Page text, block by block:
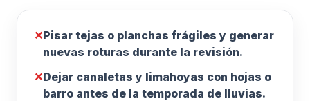
✕Pisar tejas o planchas frágiles y generar
nuevas roturas durante la revisión.
✕Dejar canaletas y limahoyas con hojas o
barro antes de la temporada de lluvias.